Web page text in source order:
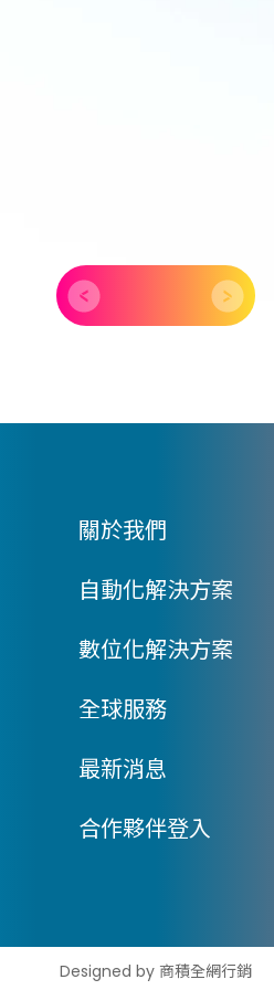
關於我們
自動化解決方案
數位化解決方案
全球服務
最新消息
合作夥伴登入
Designed by 商積全網行銷